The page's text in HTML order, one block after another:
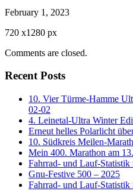
February 1, 2023
720 x1280 px
Comments are closed.
Recent Posts
10. Vier Türme-Hamme
02-02
4. Leinetal-Ultra Winter
Erneut helles Polarlicht
10. Südkreis Meilen-
Mein 400. Marathon am
Fahrrad- und Lauf-Statistik
Gnu-Festive 500 – 2025
Fahrrad- und Lauf-Statistik